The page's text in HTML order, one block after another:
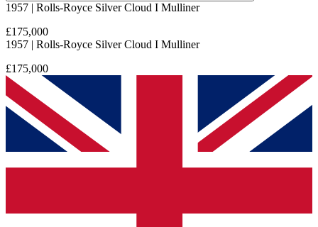
1957 | Rolls-Royce Silver Cloud I Mulliner
£175,000
1957 | Rolls-Royce Silver Cloud I Mulliner
£175,000